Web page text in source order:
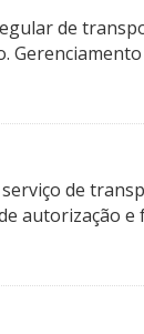
de
Gerenciamento
de
autorização e